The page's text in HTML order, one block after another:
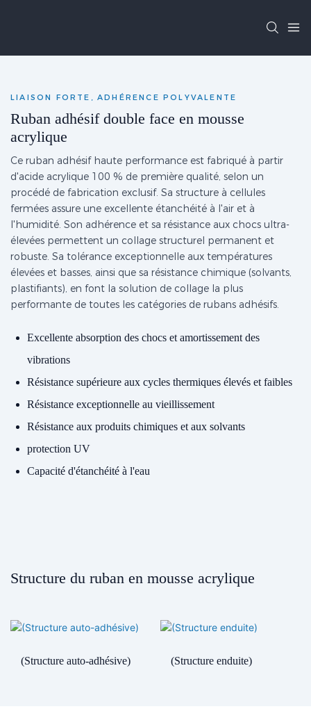
LIAISON FORTE, ADHÉRENCE POLYVALENTE
Ruban adhésif double face en mousse
acrylique
Ce ruban adhésif haute performance est fabriqué à partir
d'acide acrylique 100 % de première qualité, selon un
procédé de fabrication exclusif. Sa structure à cellules
fermées assure une excellente étanchéité à l'air et à
l'humidité. Son adhérence et sa résistance aux chocs ultra-
élevées permettent un collage structurel permanent et
robuste. Sa tolérance exceptionnelle aux températures
élevées et basses, ainsi que sa résistance chimique (solvants,
plastifiants), en font la solution de collage la plus
performante de toutes les catégories de rubans adhésifs.
Excellente absorption des chocs et amortissement des
vibrations
Résistance supérieure aux cycles thermiques élevés et faibles
Résistance exceptionnelle au vieillissement
Résistance aux produits chimiques et aux solvants
protection UV
Capacité d'étanchéité à l'eau
Structure du ruban en mousse acrylique
(Structure auto-adhésive) (Structure enduite)